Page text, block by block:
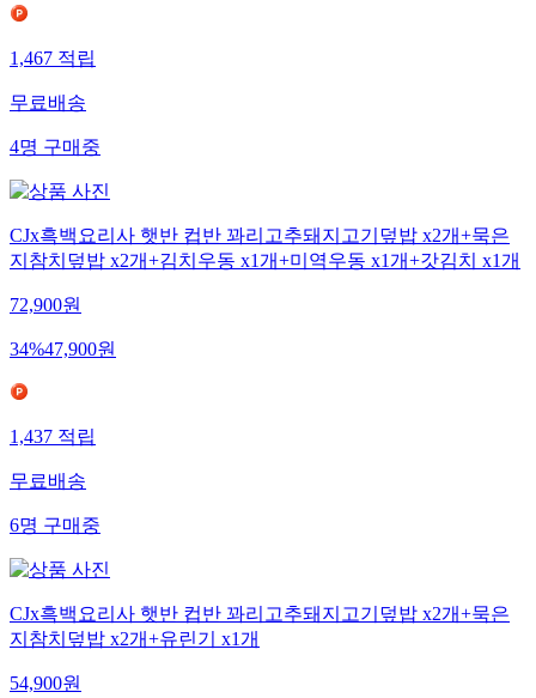
1,467적립
무료배송
4명구매중
CJx흑백요리사 햇반 컵반 꽈리고추돼지고기덮밥 x2개+묵은
지참치덮밥 x2개+김치우동 x1개+미역우동 x1개+갓김치 x1개
72,900원
34%47,900원
1,437적립
무료배송
6명구매중
CJx흑백요리사 햇반 컵반 꽈리고추돼지고기덮밥 x2개+묵은
지참치덮밥 x2개+유린기 x1개
54,900원